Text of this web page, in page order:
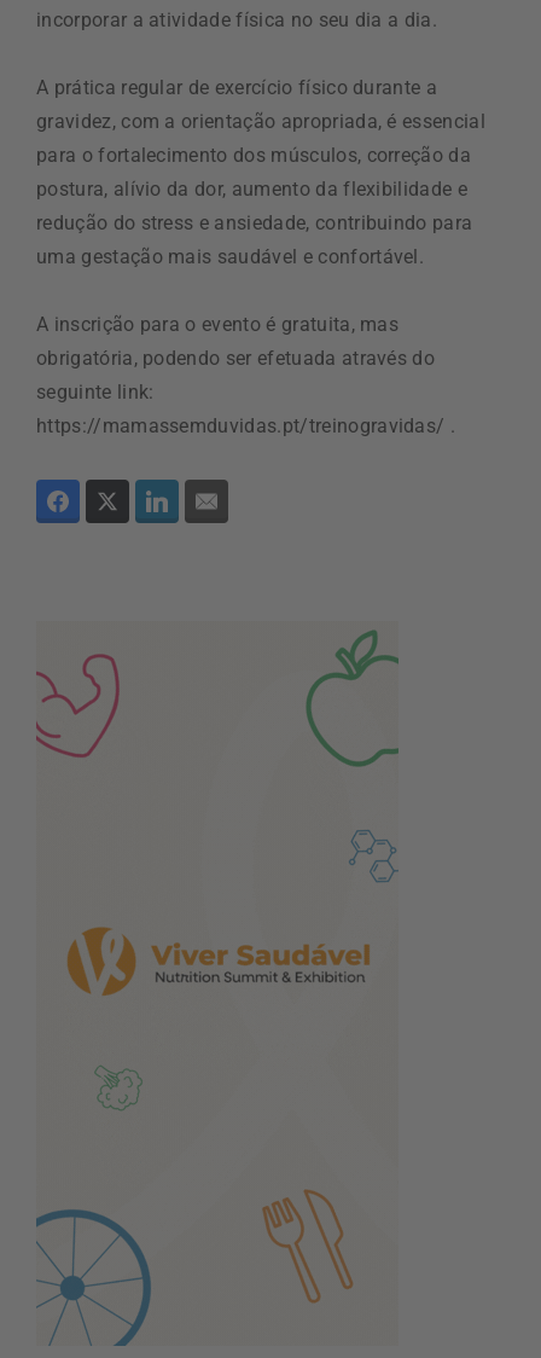
incorporar a atividade física no seu dia a dia.
A prática regular de exercício físico durante a
gravidez, com a orientação apropriada, é essencial
para o fortalecimento dos músculos, correção da
postura, alívio da dor, aumento da flexibilidade e
redução do stress e ansiedade, contribuindo para
uma gestação mais saudável e confortável.
A inscrição para o evento é gratuita, mas
obrigatória, podendo ser efetuada através do
seguinte link:
https://mamassemduvidas.pt/treinogravidas/ .